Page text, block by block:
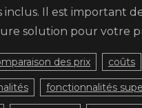
Il est important
solution pour votre
des prix coûts
fonctionnalités